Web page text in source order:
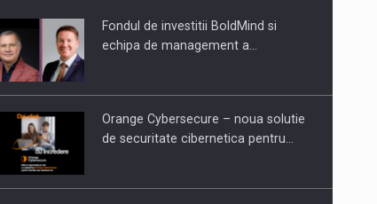
din piata
Fondul de investitii BoldMind si
echipa de management a…
Orange Cybersecure – noua solutie
de securitate cibernetica pentru…